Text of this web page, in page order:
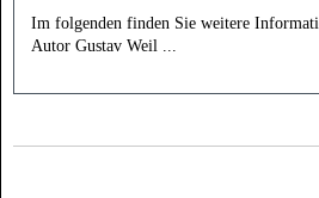
Im folgenden finden Sie weitere
Autor Gustav Weil ...